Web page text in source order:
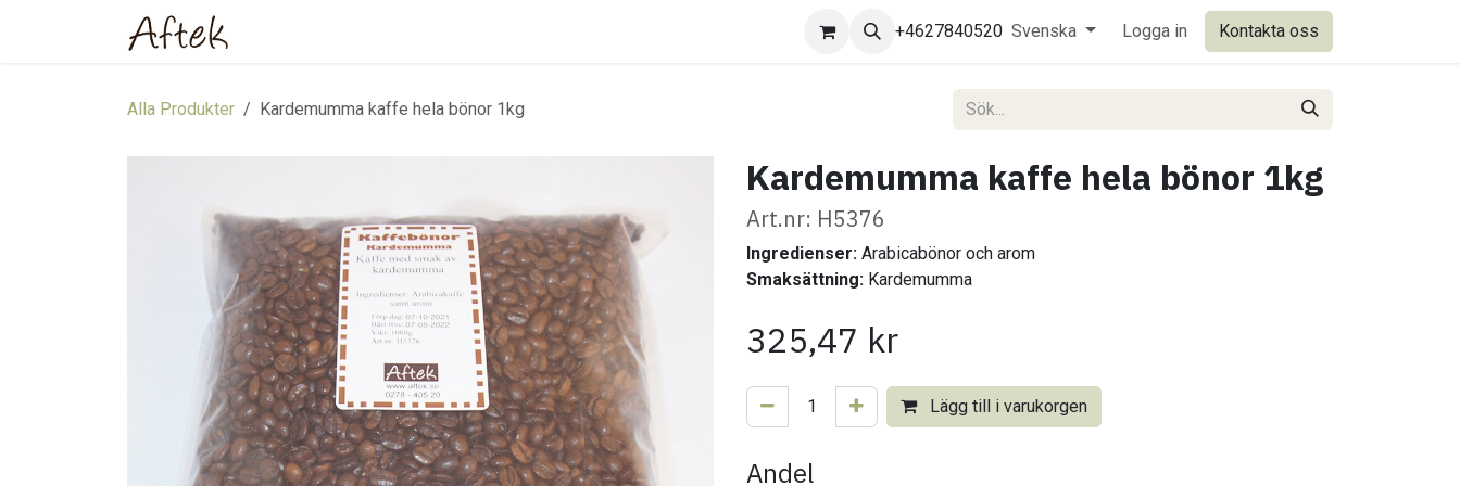
+4627840520 Svenska Logga in Kontakta oss
Alla Produkter Kardemumma kaffe hela bönor 1kg
Kardemumma kaffe hela bönor 1kg
Art.nr: H5376
Ingredienser: Arabicabönor och arom
Smaksättning: Kardemumma
325,47 kr
Lägg till i varukorgen
Andel